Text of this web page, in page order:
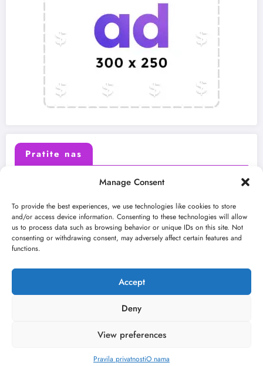
Manage Consent
To provide the best experiences, we use technologies like cookies to store
and/or access device information. Consenting to these technologies will allow
us to process data such as browsing behavior or unique IDs on this site. Not
consenting or withdrawing consent, may adversely affect certain features and
functions.
Accept
Deny
View preferences
Pravila privatnostiO nama
Pratite nas
Instagram Youtube
O nama Uslovi
Kontakt
Kulturni kišobran| Powered BySpiceThemes